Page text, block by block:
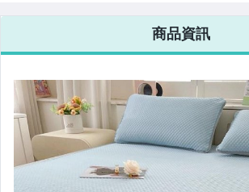
商品資訊